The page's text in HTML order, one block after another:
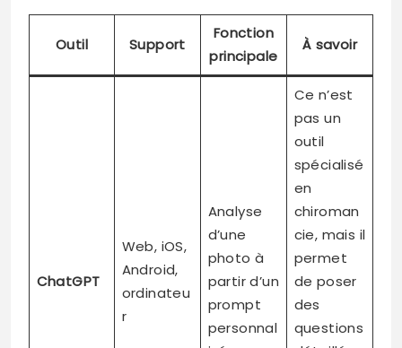
Outil Support
Fonction
principale
À savoir
ChatGPT
Web, iOS,
Android,
ordinateu
r
Analyse
d’une
photo à
partir d’un
prompt
personnal
Ce n’est
pas un
outil
spécialisé
en
chiroman
cie, mais il
permet
de poser
des
questions